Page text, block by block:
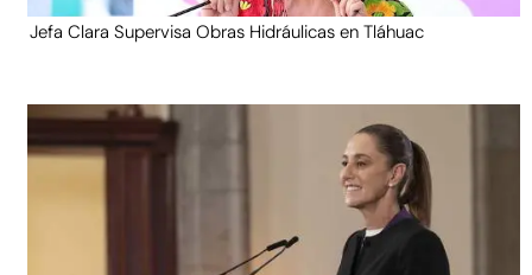
Jefa Clara Supervisa Obras Hidráulicas en Tláhuac